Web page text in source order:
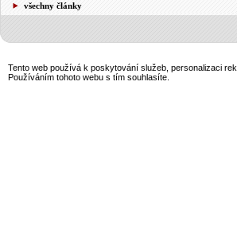
všechny články
Tento web používá k poskytování služeb, personalizaci
Používáním tohoto webu s tím souhlasíte.